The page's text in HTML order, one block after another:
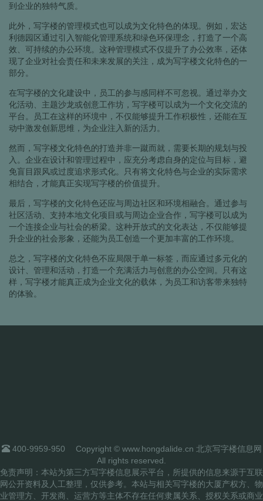
到企业的独特气质。
此外，写字楼的管理模式也可以成为文化特色的体现。例如，宏达
利德园区通过引入智能化管理系统和绿色环保理念，打造了一个高
效、可持续的办公环境。这种管理模式不仅提升了办公效率，还体
现了企业对社会责任和未来发展的关注，成为写字楼文化特色的一
部分。
在写字楼的文化建设中，员工的参与感同样不可忽视。通过举办文
化活动、主题沙龙或创意工作坊，写字楼可以成为一个文化交流的
平台。员工在这样的环境中，不仅能够提升工作积极性，还能在互
动中激发创新思维，为企业注入新的活力。
然而，写字楼文化特色的打造并非一蹴而就，需要长期的规划与投
入。企业在设计和管理过程中，应充分考虑自身的定位与目标，避
免盲目跟风或过度追求形式化。只有将文化特色与企业的实际需求
相结合，才能真正实现写字楼的价值提升。
最后，写字楼的文化特色还应与周边社区和环境相融合。通过参与
社区活动、支持本地文化项目或与周边企业合作，写字楼可以成为
一个连接企业与社会的桥梁。这种开放式的文化表达，不仅能够提
升企业的社会形象，还能为员工创造一个更加丰富的工作环境。
总之，写字楼的文化特色不应局限于单一标签，而应通过多元化的
设计、管理和活动，打造一个充满活力与创意的办公空间。只有这
样，写字楼才能真正成为企业文化的载体，为员工和访客带来独特
的体验。
400-9959-950
Copyright © www.hongdalide.cn 北京写字楼信息网
All rights reserved.
免责声明：本站为第三方写字楼信息展示平台，所提供的信息来源于互联
网公开资料及人工整理，仅供参考。本站与相关写字楼的大厦产权方、物
业管理方、开发商、运营方等主体不存在任何隶属关系、授权关系或商业